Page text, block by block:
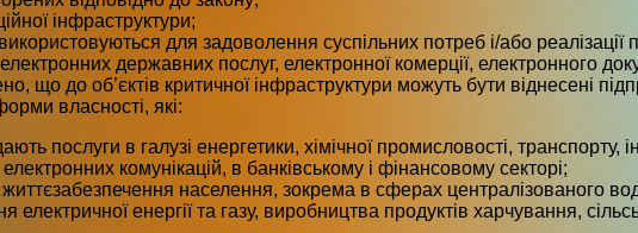
інфраструктури;
для задоволення суспільних потреб і/або
державних послуг, електронної комерції, електронного
що до об’єктів критичної інфраструктури можуть бути віднесені
власності, які:
послуги в галузі енергетики, хімічної промисловості, транспорту,
комунікацій, в банківському і фінансовому секторі;
населення, зокрема в сферах централізованого
електричної енергії та газу, виробництва продуктів харчування,